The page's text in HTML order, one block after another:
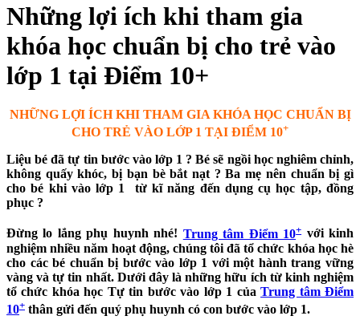
Những lợi ích khi tham gia
khóa học chuẩn bị cho trẻ vào
lớp 1 tại Điểm 10+
NHỮNG LỢI ÍCH KHI THAM GIA KHÓA HỌC CHUẨN BỊ
CHO TRẺ VÀO LỚP 1 TẠI ĐIỂM 10+
Liệu bé đã tự tin bước vào lớp 1 ? Bé sẽ ngồi học nghiêm chỉnh,
không quấy khóc, bị bạn bè bắt nạt ? Ba mẹ nên chuẩn bị gì
cho bé khi vào lớp 1 từ kĩ năng đến dụng cụ học tập, đồng
phục ?
Đừng lo lắng phụ huynh nhé! Trung tâm Điểm 10+với kinh
nghiệm nhiều năm hoạt động, chúng tôi đã tổ chức khóa học hè
cho các bé chuẩn bị bước vào lớp 1 với một hành trang vững
vàng và tự tin nhất. Dưới đây là những hữu ích từ kinh nghiệm
tổ chức khóa học Tự tin bước vào lớp 1 củaTrung tâm Điểm
10+ thân gửi đến quý phụ huynh có con bước vào lớp 1.